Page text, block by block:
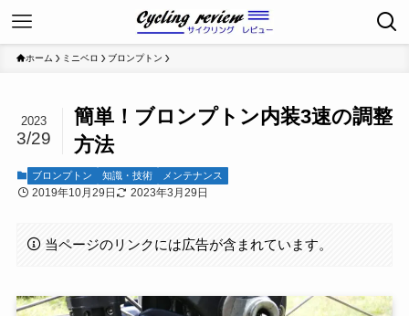
ホーム ミニベロ ブロンプトン
簡単！ブロンプトン内装3速の調整
方法
2023
3/29
ブロンプトン 知識・技術 メンテナンス
2019年10月29日 2023年3月29日
当ページのリンクには広告が含まれています。